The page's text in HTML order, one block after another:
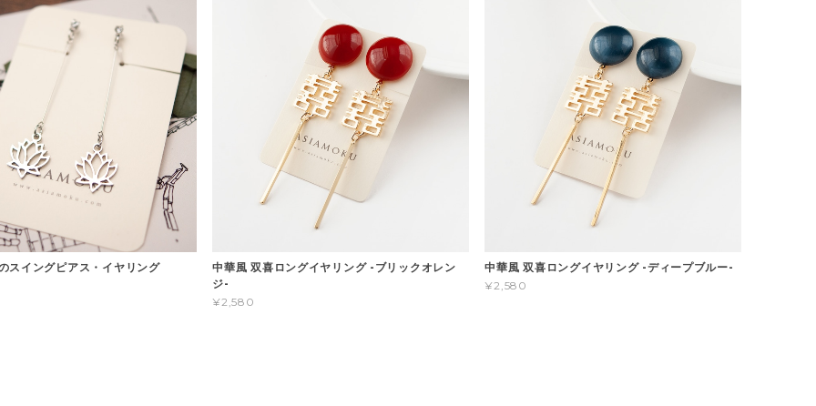
スイングピアス・イヤリング
中華風 双喜ロングイヤリング -ブリックオレン
ジ-
¥2,580
中華風 双喜ロングイヤリング -ディープブルー-
¥2,580